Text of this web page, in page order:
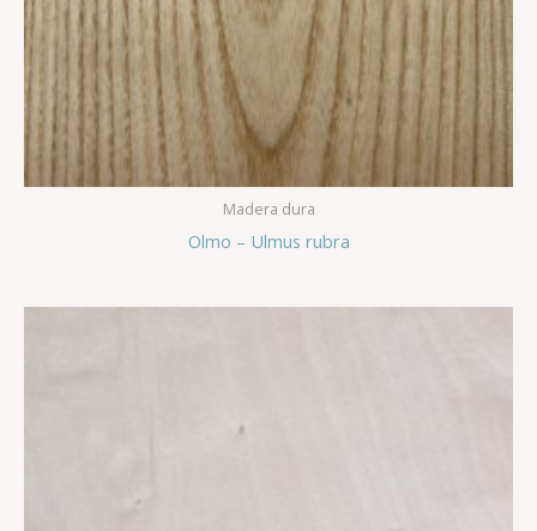
Madera dura
Olmo – Ulmus rubra